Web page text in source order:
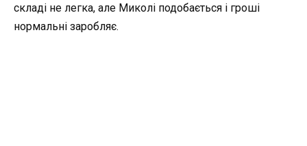
складі не легка, але Миколі подобається і гроші
нормальні заробляє.